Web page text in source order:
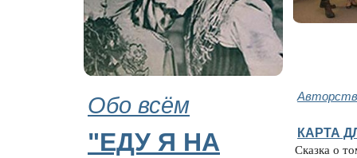
Обо всём
"ЕДУ Я НА
КАРТА
Сказка о